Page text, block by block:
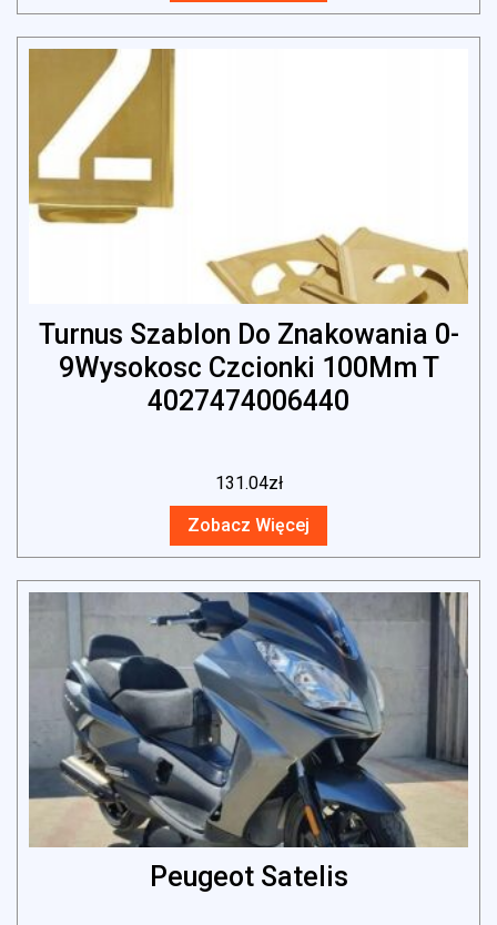
Turnus Szablon Do Znakowania 0-
9Wysokosc Czcionki 100Mm T
4027474006440
131.04zł
Zobacz Więcej
Peugeot Satelis